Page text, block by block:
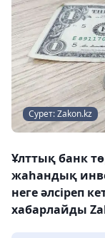
Сурет: Zakon.kz
Ұлттық банк
жаһандық
неге әлсіреп
хабарлайды